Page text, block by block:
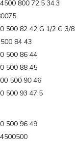
800 72.5 34.3
500 82 42 G 1/2 G 3/8
84 43
500 86 44
500 88 45
500 90 46
500 93 47.5
500 96 49